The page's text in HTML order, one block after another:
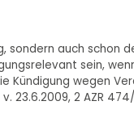
sondern auch schon
sein,
Kündigung wegen
23.6.2009, 2 AZR